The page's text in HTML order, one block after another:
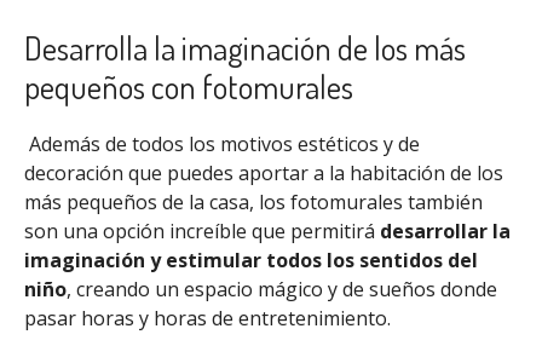
Desarrolla la imaginación de los más
pequeños con fotomurales
Además de todos los motivos estéticos y de
decoración que puedes aportar a la habitación de los
más pequeños de la casa, los fotomurales también
son una opción increíble que permitirá desarrollar la
imaginación y estimular todos los sentidos del
niño, creando un espacio mágico y de sueños donde
pasar horas y horas de entretenimiento.